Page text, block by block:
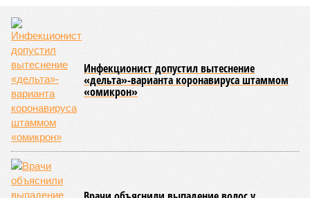
Инфекционист допустил вытеснение
«дельта»-варианта коронавируса штаммом
«омикрон»